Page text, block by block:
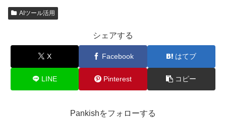
AIツール活用
シェアする
X Facebook はてブ
LINE Pinterest コピー
Pankishをフォローする